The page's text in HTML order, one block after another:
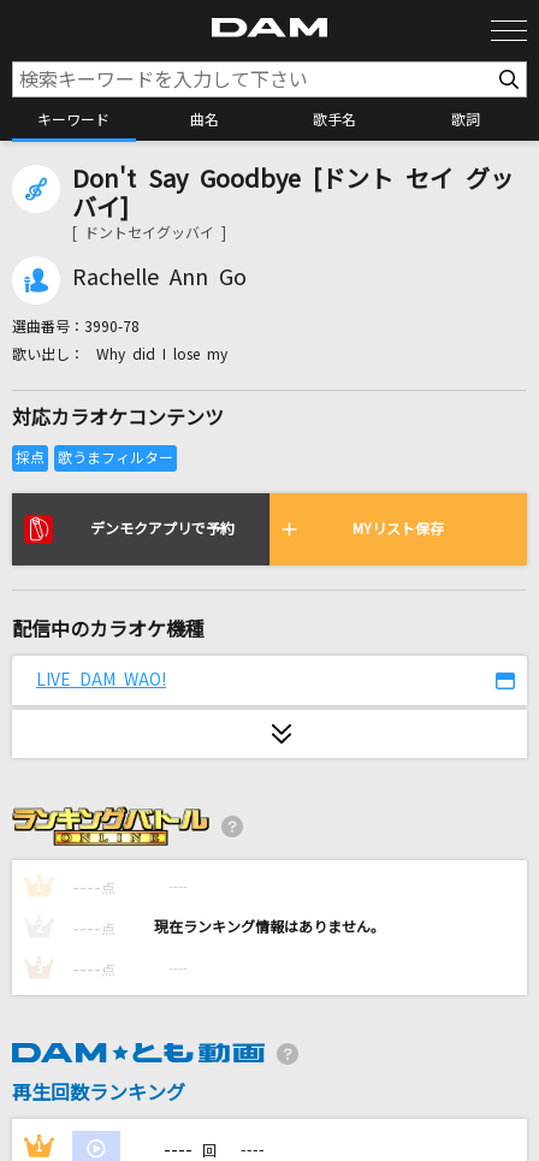
キーワード 曲名 歌手名 歌詞
カラオケ検索
カラオケ店舗検索
カラオケリクエスト
リアルタイムで歌われている曲の一覧
[生音]瞬き
[生音]さよならエレジー
菅田将暉
ハチ feat.初音ミク
アメイジング・グレイス
美しい鰭(名探偵コナンアニメバージョン)
スピッツ
Don't Say Goodbye [ドント セイ グッ
バイ]
[ ドントセイグッバイ ]
Rachelle Ann Go
選曲番号： 3990-78
Why did I lose my
対応カラオケコンテンツ
デンモクアプリで予約 MYリスト保存
配信中のカラオケ機種
LIVE DAM WAO!
1 ---- 点 ----
---- 点 ----
3 ---- 点 ----
再生回数ランキング
1 ---- 回 ----